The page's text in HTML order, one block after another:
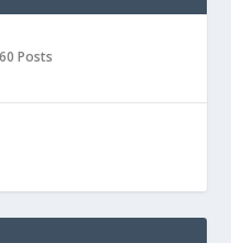
Posts